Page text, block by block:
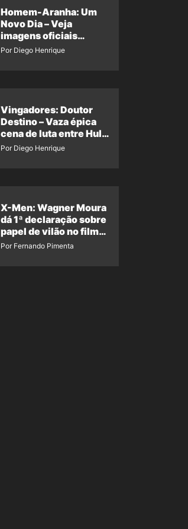
Homem-Aranha: Um
Novo Dia – Veja
imagens oficiais
descartadas do Hulk
Por Diego Henrique
Vingadores: Doutor
Destino – Vaza épica
cena de luta entre Hulk
e o Coisa
Por Diego Henrique
X-Men: Wagner Moura
dá 1ª declaração sobre
papel de vilão no filme
da Marvel
Por Fernando Pimenta